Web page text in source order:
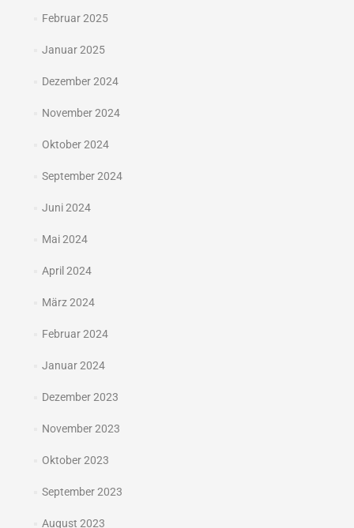
Februar 2025
Januar 2025
Dezember 2024
November 2024
Oktober 2024
September 2024
Juni 2024
Mai 2024
April 2024
März 2024
Februar 2024
Januar 2024
Dezember 2023
November 2023
Oktober 2023
September 2023
August 2023